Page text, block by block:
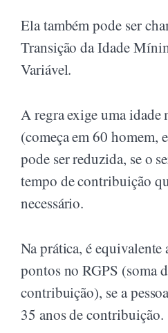
Ela também pode ser
Transição da Idade
Variável.
A regra exige uma
(começa em 60 homem,
pode ser reduzida, se o
tempo de contribuição
necessário.
Na prática, é
pontos no RGPS (soma
contribuição), se a
35 anos de contribuição.